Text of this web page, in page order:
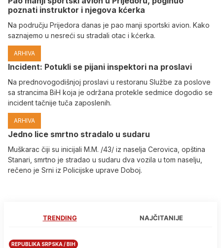
poznati instruktor i njegova kćerka
Na području Prijedora danas je pao manji sportski avion. Kako
saznajemo u nesreći su stradali otac i kćerka.
ARHIVA
Incident: Potukli se pijani inspektori na proslavi
Na prednovogodišnjoj proslavi u restoranu Službe za poslove
sa strancima BiH koja je održana protekle sedmice dogodio se
incident tačnije tuča zaposlenih.
ARHIVA
Јedno lice smrtno stradalo u sudaru
Muškarac čiji su inicijali M.M. /43/ iz naselja Cerovica, opština
Stanari, smrtno je stradao u sudaru dva vozila u tom naselju,
rečeno je Srni iz Policijske uprave Doboj.
TRENDING NAJČITANIJE
REPUBLIKA SRPSKA / BIH